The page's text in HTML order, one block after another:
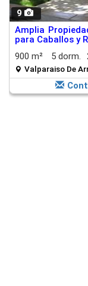
9
Amplia
para Caballos y
900 m²
5 dorm.
Valparaiso De